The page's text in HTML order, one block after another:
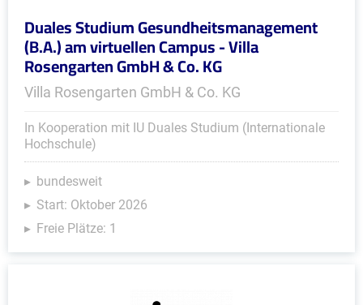
Duales Studium Gesundheitsmanagement
(B.A.) am virtuellen Campus - Villa
Rosengarten GmbH & Co. KG
Villa Rosengarten GmbH & Co. KG
In Kooperation mit IU Duales Studium (Internationale
Hochschule)
bundesweit
Start: Oktober 2026
Freie Plätze: 1